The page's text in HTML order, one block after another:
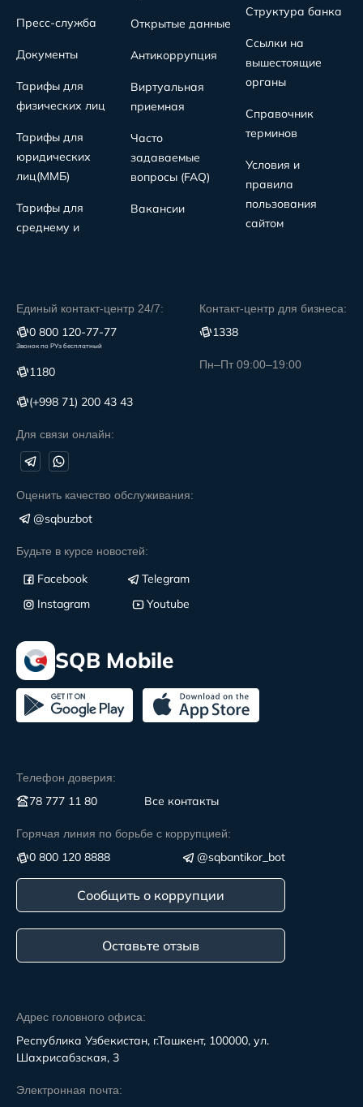
Адрес головного офиса:
Республика Узбекистан, г.Ташкент, 100000, ул.
Шахрисабзская, 3
Электронная почта:
Пресс-служба
Документы
Тарифы для
физических лиц
Тарифы для
юридических
лиц(MMБ)
Тарифы для
среднему и
Открытые данные
Антикоррупция
Виртуальная
приемная
Часто
задаваемые
вопросы (FAQ)
Вакансии
Структура банка
Ссылки на
вышестоящие
органы
Справочник
терминов
Условия и
правила
пользования
сайтом
Единый контакт-центр 24/7:
0 800 120-77-77
Звонок по РУз бесплатный
1180
(+998 71) 200 43 43
Для связи онлайн:
Контакт-центр для бизнеса:
1338
Пн–Пт 09:00–19:00
Оценить качество обслуживания:
@sqbuzbot
Будьте в курсе новостей:
Facebook
Telegram
Instagram
Youtube
SQB Mobile
Телефон доверия:
78 777 11 80 Все контакты
Горячая линия по борьбе с коррупцией:
0 800 120 8888 @sqbantikor_bot
Сообщить о коррупции
Оставьте отзыв